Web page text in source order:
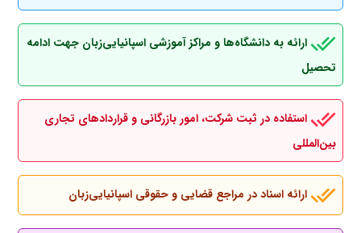
ارائه به دانشگاه‌ها و مراکز آموزشی اسپانیایی‌زبان جهت ادامه
تحصیل
استفاده در ثبت شرکت، امور بازرگانی و قراردادهای تجاری
بین‌المللی
ارائه اسناد در مراجع قضایی و حقوقی اسپانیایی‌زبان